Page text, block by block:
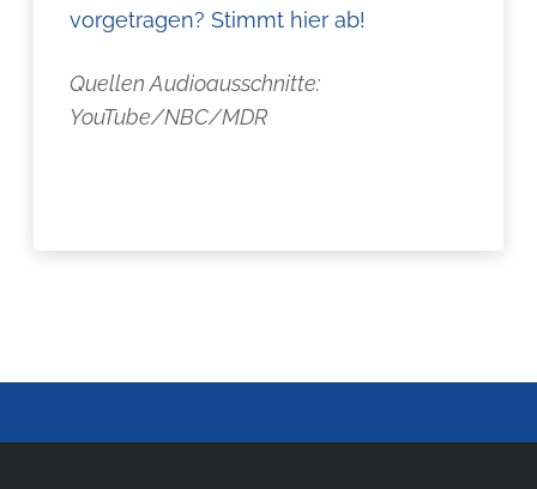
vorgetragen? Stimmt hier ab!
Quellen Audioausschnitte:
YouTube/NBC/MDR